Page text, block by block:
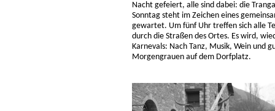
Nacht gefeiert, alle sind dabei: die
Sonntag steht im Zeichen eines
gewartet. Um fünf Uhr treffen sich alle
durch die Straßen des Ortes. Es wird,
Karnevals: Nach Tanz, Musik, Wein und
Morgengrauen auf dem Dorfplatz.